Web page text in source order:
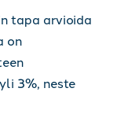
tapa arvioida
on
3%, neste